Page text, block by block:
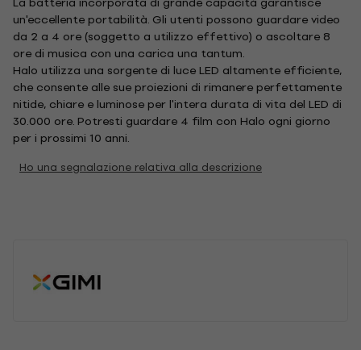
un'eccellente portabilità. Gli utenti possono guardare video
da 2 a 4 ore (soggetto a utilizzo effettivo) o ascoltare 8
ore di musica con una carica una tantum.
Halo utilizza una sorgente di luce LED altamente efficiente,
che consente alle sue proiezioni di rimanere perfettamente
nitide, chiare e luminose per l'intera durata di vita del LED di
30.000 ore. Potresti guardare 4 film con Halo ogni giorno
per i prossimi 10 anni.
Ho una segnalazione relativa alla descrizione